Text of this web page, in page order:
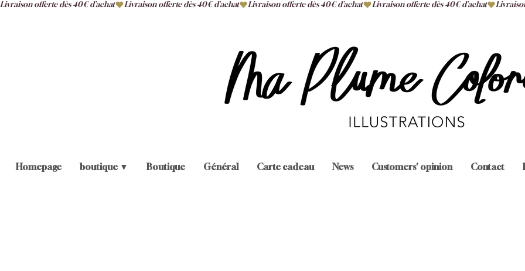
Livraison offerte dès 40€ d'achat
Homepage boutique ▼ Boutique Général Carte cadeau News Customers' opinion Contact